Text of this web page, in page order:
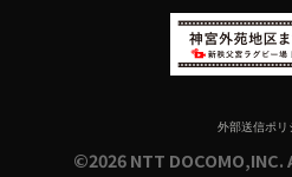
外部送信ポリ
©2026 NTT